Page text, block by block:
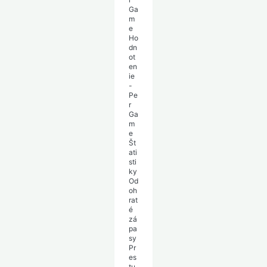
Ga
m
e
Ho
dn
ot
en
ie
-
Pe
r
Ga
m
e
Št
ati
sti
ky
Od
oh
rat
é
zá
pa
sy
Pr
es